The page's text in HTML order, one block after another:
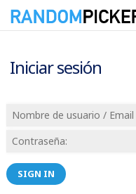
Iniciar sesión
SIGN IN